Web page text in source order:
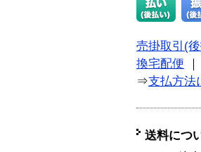
売掛取引(
換宅配便
⇒支払方法
送料につ